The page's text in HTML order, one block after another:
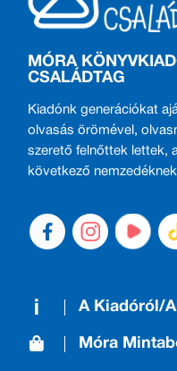
MÓRA
CSALÁDTAG
Kiadónk generációkat
olvasás örömével,
szerető felnőttek lettek,
következő
A Kiadóról/
Móra